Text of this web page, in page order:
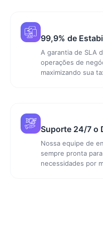
99,9% de
A garantia de SLA
operações de
maximizando sua
Suporte 24/7 o
Nossa equipe de
sempre pronta
necessidades por